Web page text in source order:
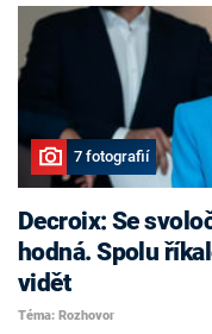
7 fotografií
Decroix: Se
hodná. Spolu
vidět
Téma: Rozhovor